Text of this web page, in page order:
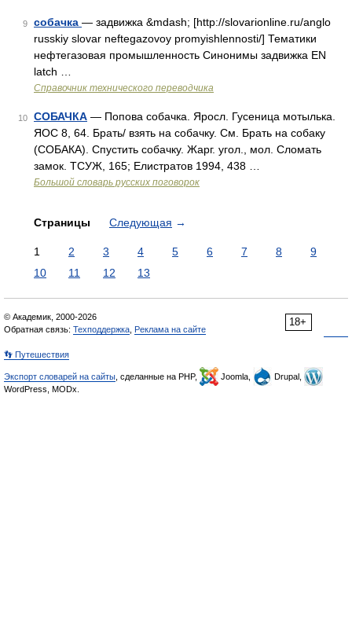
9 собачка — задвижка &mdash; [http://slovarionline.ru/anglo
russkiy slovar neftegazovoy promyishlennosti/] Тематики
нефтегазовая промышленность Синонимы задвижка EN
latch …
Справочник технического переводчика
10 СОБАЧКА — Попова собачка. Яросл. Гусеница мотылька.
ЯОС 8, 64. Брать/ взять на собачку. См. Брать на собаку
(СОБАКА). Спустить собачку. Жарг. угол., мол. Сломать
замок. ТСУЖ, 165; Елистратов 1994, 438 …
Большой словарь русских поговорок
Страницы Следующая →
1 2 3 4 5 6 7 8
9
10
11 12 13
18+
© Академик, 2000-2026
Обратная связь: Техподдержка Реклама на сайте
👣 Путешествия
Экспорт словарей на сайты , сделанные на PHP, Joomla,
Drupal,
WordPress, MODx.